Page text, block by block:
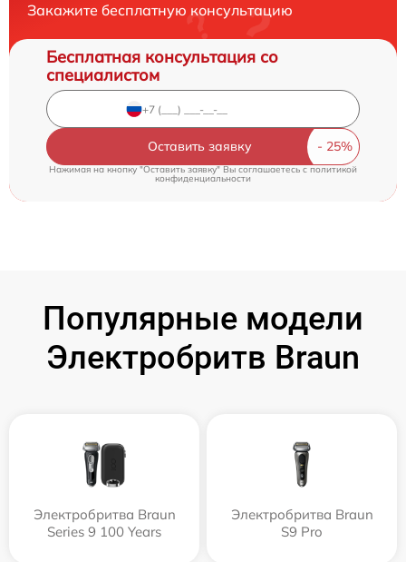
Закажите бесплатную консультацию
Бесплатная консультация со
специалистом
Оставить заявку
Нажимая на кнопку "Оставить заявку" Вы соглашаетесь cполитикой
конфиденциальности
Популярные модели
Электробритв Braun
Электробритва Braun
Series 9 100 Years
Электробритва Braun
S9 Pro